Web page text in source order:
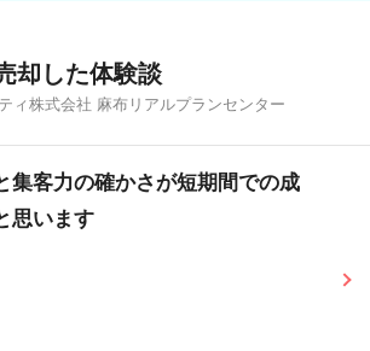
却した体験談
ィ株式会社 麻布リアルプランセンター
集客力の確かさが短期間での成
思います